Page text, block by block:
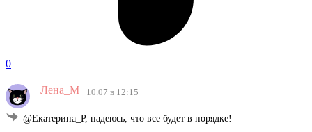
0
Лена_М 10.07 в 12:15
@Екатерина_Р, надеюсь, что все будет в порядке!